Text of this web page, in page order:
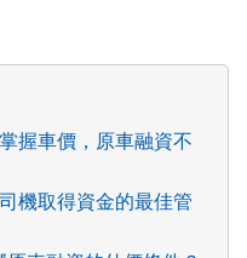
握車價，原車融資不
機取得資金的最佳管